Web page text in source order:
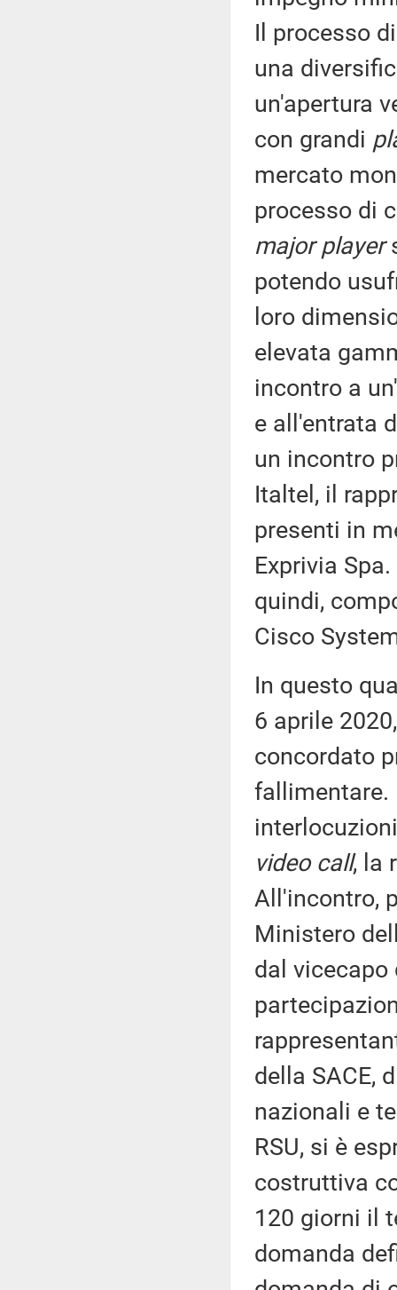
Il processo
una
un'apertura
con grandi
mercato
processo di
major player
potendo
loro
elevata
incontro a
e all'entrata
un incontro
Italtel, il
presenti in
Exprivia
quindi,
Cisco
In questo
6 aprile
concordato
fallimentare.
video call, la
All'incontro,
Ministero
dal vicecapo
della SACE,
nazionali e
RSU, si è
costruttiva
120 giorni il
domanda